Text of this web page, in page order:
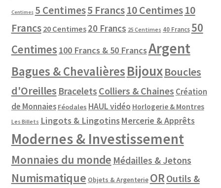
Centimes 5 Centimes5 Francs10 Centimes10
Francs 20 Centimes 20 Francs 25 Centimes 40 Francs 50
Centimes 100 Francs & 50 FrancsArgent
Bagues & ChevalièresBijouxBoucles
d'Oreilles Bracelets Colliers & Chaines Création
de Monnaies Féodales HAUL vidéo Horlogerie & Montres
Les Billets Lingots & Lingotins Mercerie & Apprêts
Modernes & Investissement
Monnaies du monde Médailles & Jetons
Numismatique Objets & Argenterie OR Outils &